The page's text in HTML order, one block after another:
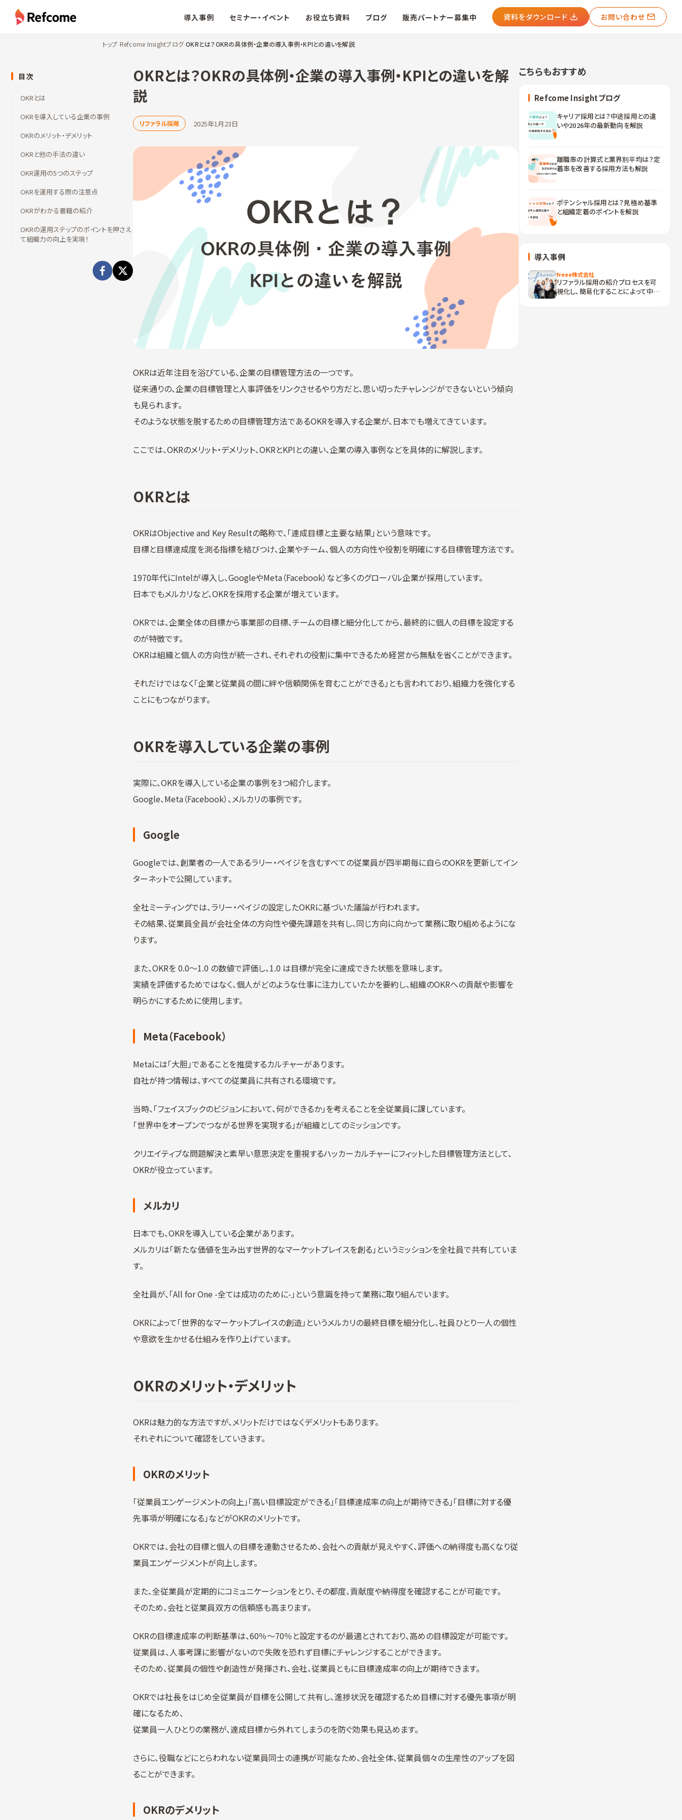
導入事例 セミナー・イベント お役立ち資料 ブログ 販売パートナー募集中 資料をダウンロード お問い合わせ
トップ›Refcome Insightブログ›OKRとは？OKRの具体例・企業の導入事例・KPIとの違いを解説
目次
OKRとは
OKRを導入している企業の事例
OKRのメリット・デメリット
OKRと他の手法の違い
OKR運用の5つのステップ
OKRを運用する際の注意点
OKRがわかる書籍の紹介
OKRの運用ステップのポイントを押さえ
て組織力の向上を実現！
OKRとは？OKRの具体例・企業の導入事例・KPIとの違いを解
説
リファラル採用 2025年1月23日
OKRは近年注目を浴びている、企業の目標管理方法の一つです。
従来通りの、企業の目標管理と人事評価をリンクさせるやり方だと、思い切ったチャレンジができないという傾向
も見られます。
そのような状態を脱するための目標管理方法であるOKRを導入する企業が、日本でも増えてきています。
ここでは、OKRのメリット・デメリット、OKRとKPIとの違い、企業の導入事例などを具体的に解説します。
OKRとは
OKRはObjective and Key Resultの略称で、「達成目標と主要な結果」という意味です。
目標と目標達成度を測る指標を結びつけ、企業やチーム、個人の方向性や役割を明確にする目標管理方法です。
1970年代にIntelが導入し、GoogleやMeta（Facebook）など多くのグローバル企業が採用しています。
日本でもメルカリなど、OKRを採用する企業が増えています。
OKRでは、企業全体の目標から事業部の目標、チームの目標と細分化してから、最終的に個人の目標を設定する
のが特徴です。
OKRは組織と個人の方向性が統一され、それぞれの役割に集中できるため経営から無駄を省くことができます。
それだけではなく「企業と従業員の間に絆や信頼関係を育むことができる」とも言われており、組織力を強化する
ことにもつながります。
OKRを導入している企業の事例
実際に、OKRを導入している企業の事例を3つ紹介します。
Google、Meta（Facebook）、メルカリの事例です。
Google
Googleでは、創業者の一人であるラリー・ペイジを含むすべての従業員が四半期毎に自らのOKRを更新してイン
ターネットで公開しています。
全社ミーティングでは、ラリー・ペイジの設定したOKRに基づいた議論が行われます。
その結果、従業員全員が会社全体の方向性や優先課題を共有し、同じ方向に向かって業務に取り組めるようにな
ります。
また、OKRを 0.0～1.0 の数値で評価し、1.0 は目標が完全に達成できた状態を意味します。
実績を評価するためではなく、個人がどのような仕事に注力していたかを要約し、組織のOKRへの貢献や影響を
明らかにするために使用します。
Meta（Facebook）
Metaには「大胆」であることを推奨するカルチャーがあります。
自社が持つ情報は、すべての従業員に共有される環境です。
当時、「フェイスブックのビジョンにおいて、何ができるか」を考えることを全従業員に課しています。
「世界中をオープンでつながる世界を実現する」が組織としてのミッションです。
クリエイティブな問題解決と素早い意思決定を重視するハッカーカルチャーにフィットした目標管理方法として、
OKRが役立っています。
メルカリ
日本でも、OKRを導入している企業があります。
メルカリは「新たな価値を生み出す世界的なマーケットプレイスを創る」というミッションを全社員で共有していま
す。
全社員が、「All for One -全ては成功のために-」という意識を持って業務に取り組んでいます。
OKRによって「世界的なマーケットプレイスの創造」というメルカリの最終目標を細分化し、社員ひとり一人の個性
や意欲を生かせる仕組みを作り上げています。
OKRのメリット・デメリット
OKRは魅力的な方法ですが、メリットだけではなくデメリットもあります。
それぞれについて確認をしていきます。
OKRのメリット
「従業員エンゲージメントの向上」「高い目標設定ができる」「目標達成率の向上が期待できる」「目標に対する優
先事項が明確になる」などがOKRのメリットです。
OKRでは、会社の目標と個人の目標を連動させるため、会社への貢献が見えやすく、評価への納得度も高くなり従
業員エンゲージメントが向上します。
また、全従業員が定期的にコミュニケーションをとり、その都度、貢献度や納得度を確認することが可能です。
そのため、会社と従業員双方の信頼感も高まります。
OKRの目標達成率の判断基準は、60％～70％と設定するのが最適とされており、高めの目標設定が可能です。
従業員は、人事考課に影響がないので失敗を恐れず目標にチャレンジすることができます。
そのため、従業員の個性や創造性が発揮され、会社、従業員ともに目標達成率の向上が期待できます。
OKRでは社長をはじめ全従業員が目標を公開して共有し、進捗状況を確認するため目標に対する優先事項が明
確になるため、
従業員一人ひとりの業務が、達成目標から外れてしまうのを防ぐ効果も見込めます。
さらに、役職などにとらわれない従業員同士の連携が可能なため、会社全体、従業員個々の生産性のアップを図
ることができます。
OKRのデメリット
こちらもおすすめ
Refcome Insightブログ
キャリア採用とは？中途採用との違
いや2026年の最新動向を解説
離職率の計算式と業界別平均は？定
着率を改善する採用方法も解説
ポテンシャル採用とは？見極め基準
と組織定着のポイントを解説
導入事例
freee株式会社
リファラル採用の紹介プロセスを可
視化し、簡易化することによって中途